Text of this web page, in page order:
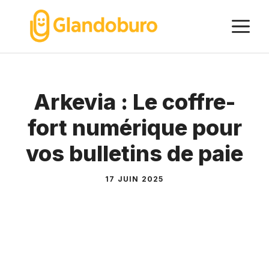
contenu
Arkevia : Le coffre-
fort numérique pour
vos bulletins de paie
17 JUIN 2025